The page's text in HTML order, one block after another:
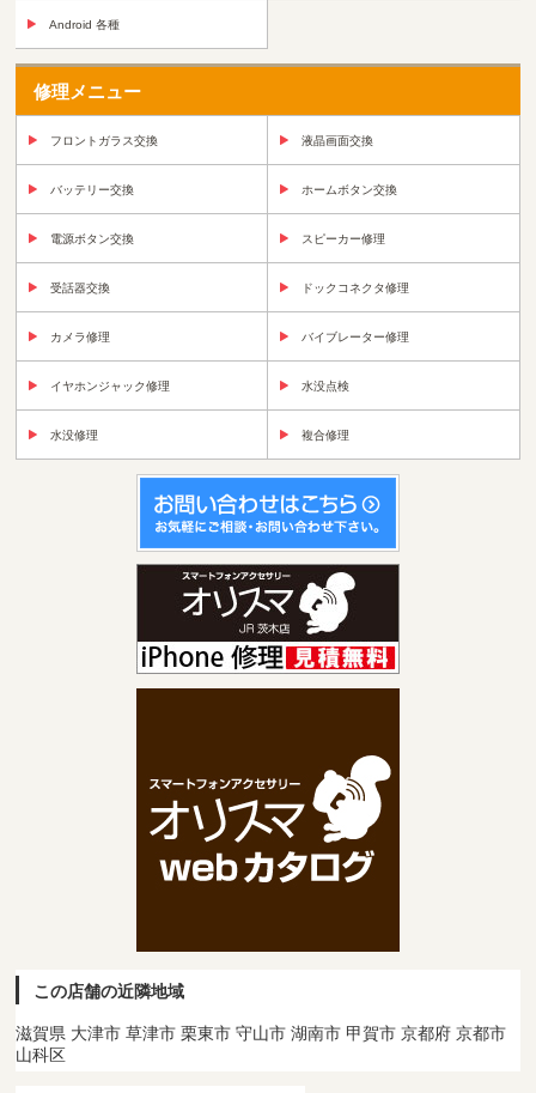
Android 各種
修理メニュー
フロントガラス交換 液晶画面交換
バッテリー交換 ホームボタン交換
電源ボタン交換 スピーカー修理
受話器交換 ドックコネクタ修理
カメラ修理 バイブレーター修理
イヤホンジャック修理 水没点検
水没修理 複合修理
この店舗の近隣地域
滋賀県 大津市 草津市 栗東市 守山市 湖南市 甲賀市 京都府 京都市
山科区